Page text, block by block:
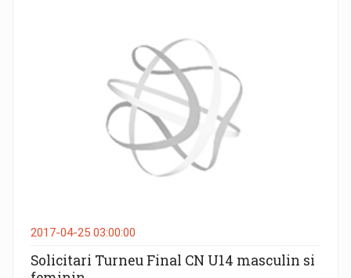
2017-04-25 03:00:00
Solicitari Turneu Final CN U14 masculin si